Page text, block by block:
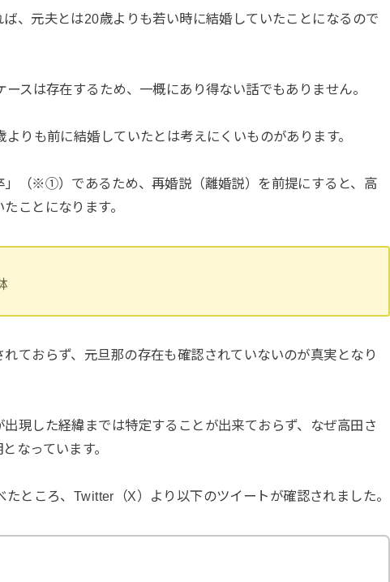
、元夫とは20歳よりも若い時に結婚していたことになるので
スは存在するため、一概にあり得ない話でもありません。
りも前に結婚していたとは考えにくいものがあります。
」（※①）であるため、再婚説（離婚説）を前提にすると、高
ことになります。
ておらず、元旦那の存在も確認されていないのが真実となり
現した経緯までは特定することが出来ておらず、なぜ高田さ
なっています。
ところ、Twitter（X）より以下のツイートが確認されました。